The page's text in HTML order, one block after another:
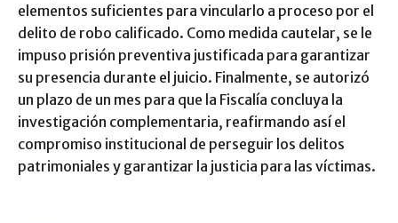
elementos suficientes para vincularlo a proceso por el
delito de robo calificado. Como medida cautelar, se le
impuso prisión preventiva justificada para garantizar
su presencia durante el juicio. Finalmente, se autorizó
un plazo de un mes para que la Fiscalía concluya la
investigación complementaria, reafirmando así el
compromiso institucional de perseguir los delitos
patrimoniales y garantizar la justicia para las víctimas.